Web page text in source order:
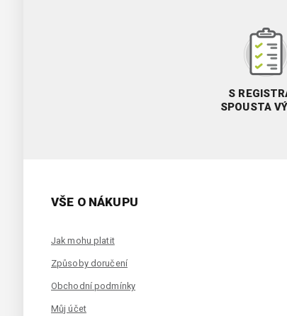
S
SPOUSTA
VŠE O NÁKUPU
Jak mohu platit
Způsoby doručení
Obchodní podmínky
Můj účet